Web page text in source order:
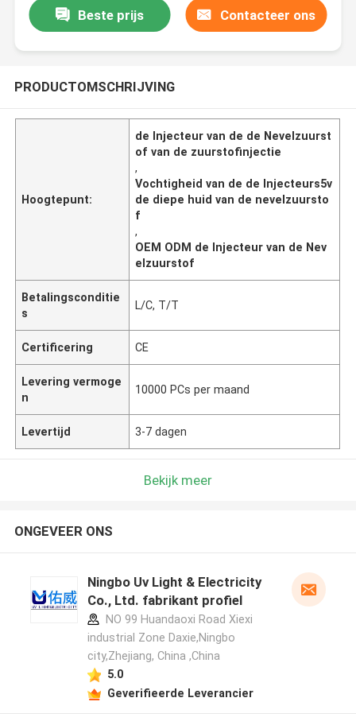
Beste prijs Contacteer ons
PRODUCTOMSCHRIJVING
Hoogtepunt:
de Injecteur van de de Nevelzuurst
of van de zuurstofinjectie
,
Vochtigheid van de de Injecteurs5v
de diepe huid van de nevelzuursto
f
,
OEM ODM de Injecteur van de Nev
elzuurstof
Betalingsconditie
s
L/C, T/T
Certificering CE
Levering vermoge
n
10000 PCs per maand
Levertijd 3-7 dagen
Bekijk meer
ONGEVEER ONS
Ningbo Uv Light & Electricity
Co., Ltd. fabrikant profiel
NO 99 Huandaoxi Road Xiexi
industrial Zone Daxie,Ningbo
city,Zhejiang, China ,China
5.0
Geverifieerde Leverancier